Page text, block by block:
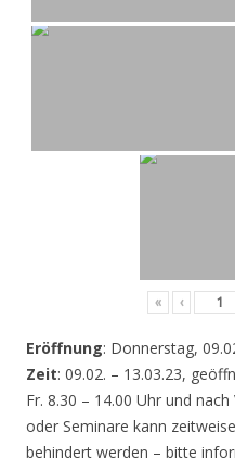
« ‹
Eröffnung: Donnerstag,
Zeit: 09.02. – 13.03.23,
Fr. 8.30 – 14.00 Uhr und
oder Seminare kann
behindert werden – bitte